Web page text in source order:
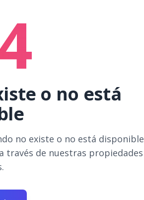
o no está
no existe o no está disponible
través de nuestras propiedades